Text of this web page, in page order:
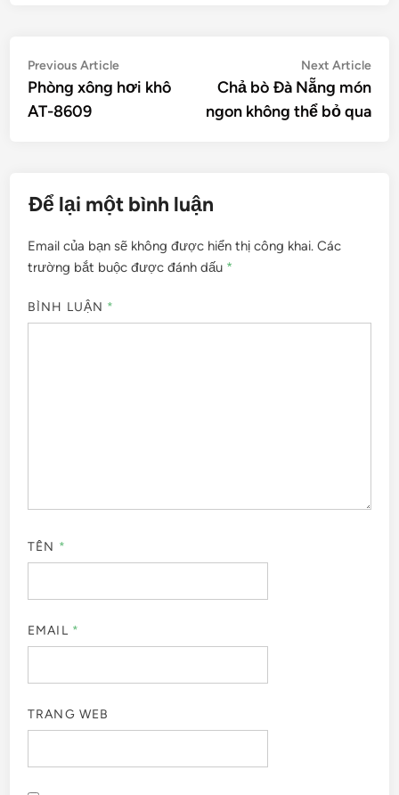
Điều
hướng
bài
Previous ArticlePrevious
article:
Phòng xông hơi khô
AT-8609
Next Article
Chả bò Đà Nẵng món
ngon không thể bỏ qua
Để lại một bình luận
Email của bạn sẽ không được hiển thị công khai. Các
trường bắt buộc được đánh dấu *
BÌNH LUẬN *
TÊN *
EMAIL *
TRANG WEB